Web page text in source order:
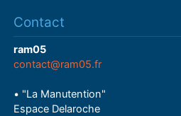
Contact
ram05
contact@ram05.fr
• "La Manutention"
Espace Delaroche